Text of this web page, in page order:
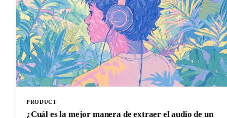
PRODUCT
¿Cuál es la mejor manera de extraer el audio de un